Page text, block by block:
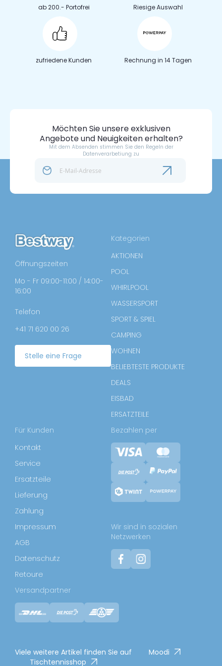
ab 200.- Portofrei Riesige Auswahl
zufriedene Kunden Rechnung in 14 Tagen
Möchten Sie unsere exklusiven
Angebote und Neuigkeiten erhalten?
Mit dem Absenden stimmen Sie den Regeln der
Datenverarbetiung zu
Öffnungszeiten
Mo - Fr 09:00-11:00 / 14:00-
16:00
Telefon
+41 71 620 00 26
Stelle eine Frage
Kategorien
AKTIONEN
POOL
WHIRLPOOL
WASSERSPORT
SPORT & SPIEL
CAMPING
WOHNEN
BELIEBTESTE PRODUKTE
DEALS
EISBAD
ERSATZTEILE
Für Kunden
Kontakt
Service
Ersatzteile
Lieferung
Zahlung
Impressum
AGB
Datenschutz
Retoure
Bezahlen per
Wir sind in sozialen
Netzwerken
Versandpartner
Viele weitere Artikel finden Sie auf
Moodi
Tischtennisshop